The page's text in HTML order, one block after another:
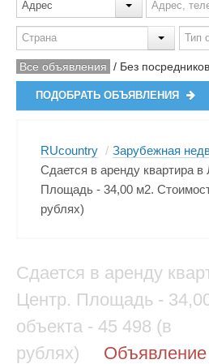
Все объявления / Без посредников
ПОДОБРАТЬ ОБЪЯВЛЕНИЯ
RUcountry / Зарубежная
Сдается в аренду квартира в
Площадь - 34,00 м2.
рублях)
Сдается в аренду
Центр. Площадь -
объекта - 45 498 (в
рублях)
Объявление